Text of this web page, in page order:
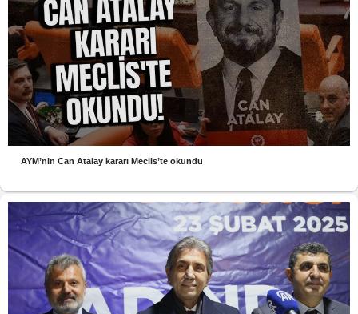
AYM’nin Can Atalay kararı Meclis’te okundu